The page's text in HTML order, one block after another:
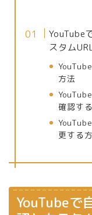
YouTube
スタム
方法
確認す
更する
YouTubeで